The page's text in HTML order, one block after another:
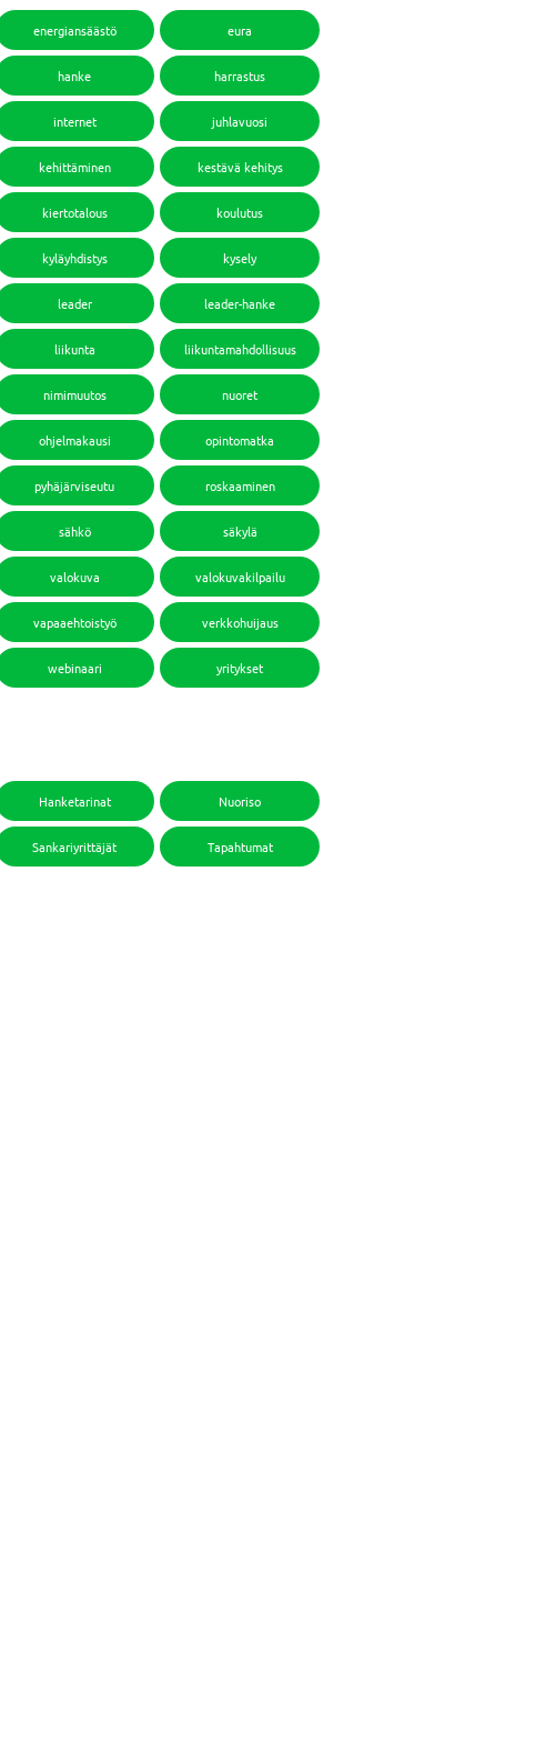
energiansäästö eura
hanke harrastus
internet juhlavuosi
kehittäminen kestävä kehitys
kiertotalous koulutus
kyläyhdistys kysely
leader leader-hanke
liikunta liikuntamahdollisuus
nimimuutos nuoret
ohjelmakausi opintomatka
pyhäjärviseutu roskaaminen
sähkö säkylä
valokuva valokuvakilpailu
vapaaehtoistyö verkkohuijaus
webinaari yritykset
Hanketarinat Nuoriso
Sankariyrittäjät Tapahtumat